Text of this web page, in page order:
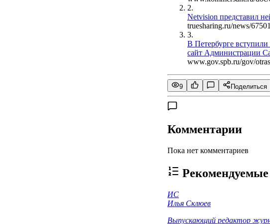
2.
Netvision представил
truesharing.ru/news/67501
3.
В Петербурге
сайт Администрации
www.gov.spb.ru/gov/
9 Поделиться
Комментарии
Пока нет комментариев
ИС
Илья Склюев
Выпускающий редактор